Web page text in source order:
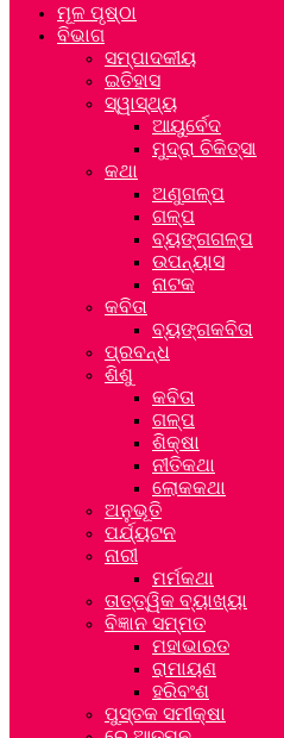
ମୂଳ ପୃଷ୍ଠା
ବିଭାଗ
ସମ୍ପାଦକୀୟ
ଇତିହାସ
ସ୍ୱାସ୍ଥ୍ୟ
ଆୟୁର୍ବେଦ
ମୁଦ୍ରା ଚିକିତ୍ସା
କଥା
ଅଣୁଗଳ୍ପ
ଗଳ୍ପ
ବ୍ୟଙ୍ଗଗଳ୍ପ
ଉପନ୍ୟାସ
ନାଟକ
କବିତା
ବ୍ୟଙ୍ଗକବିତା
ପ୍ରବନ୍ଧ
ଶିଶୁ
କବିତା
ଗଳ୍ପ
ଶିକ୍ଷା
ନୀତିକଥା
ଲୋକକଥା
ଅନୁଭୂତି
ପର୍ଯ୍ୟଟନ
ନାରୀ
ମର୍ମକଥା
ତାତ୍ତ୍ୱିକ ବ୍ୟାଖ୍ୟା
ବିଜ୍ଞାନ ସମ୍ମତ
ମହାଭାରତ
ରାମାୟଣ
ହରିବଂଶ
ପୁସ୍ତକ ସମୀକ୍ଷା